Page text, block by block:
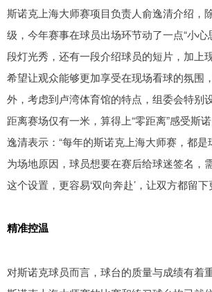
斯诺克上海大师赛项目负责人俞逸清介绍，
级，今年赛事在球员出场环节动了一点“小心
段灯光秀，还有一段介绍球员的短片，加上
希望让观众能够更加享受在现场看球的氛围
外，考虑到卢湾体育馆的特点，组委会特别
距离赛场仅有一米，算得上“零距离”感受斯
逸清表示：“每年的斯诺克上海大师赛，都
为场地原因，球员想要在赛后给球迷签名，
这个设置，更容易‘双向奔赴’，让双方都留
精准控温
对斯诺克球员而言，球台的质量与成绩有着